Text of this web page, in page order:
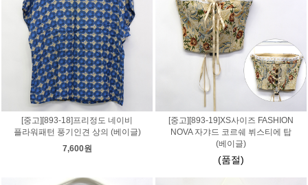
[중고][893-18]프리정도 네이비
플라워패턴 풍기인견 상의 (베이글)
7,600원
[중고][893-19]XS사이즈 FASHION
NOVA 자갸드 코르쉐 뷔스티에 탑
(베이글)
(품절)